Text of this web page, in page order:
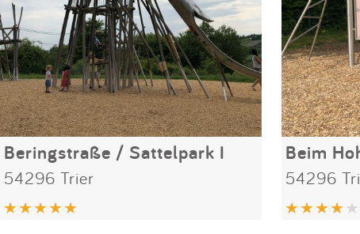
Beringstraße / Sattelpark I
54296 Trier
Beim
54296